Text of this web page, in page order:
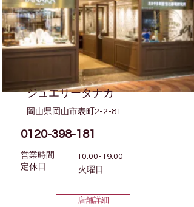
ジュエリータナカ
岡山県岡山市表町2-2-81
0120-398-181
営業時間
​定休日
10:00-19:00
火曜日
店舗詳細